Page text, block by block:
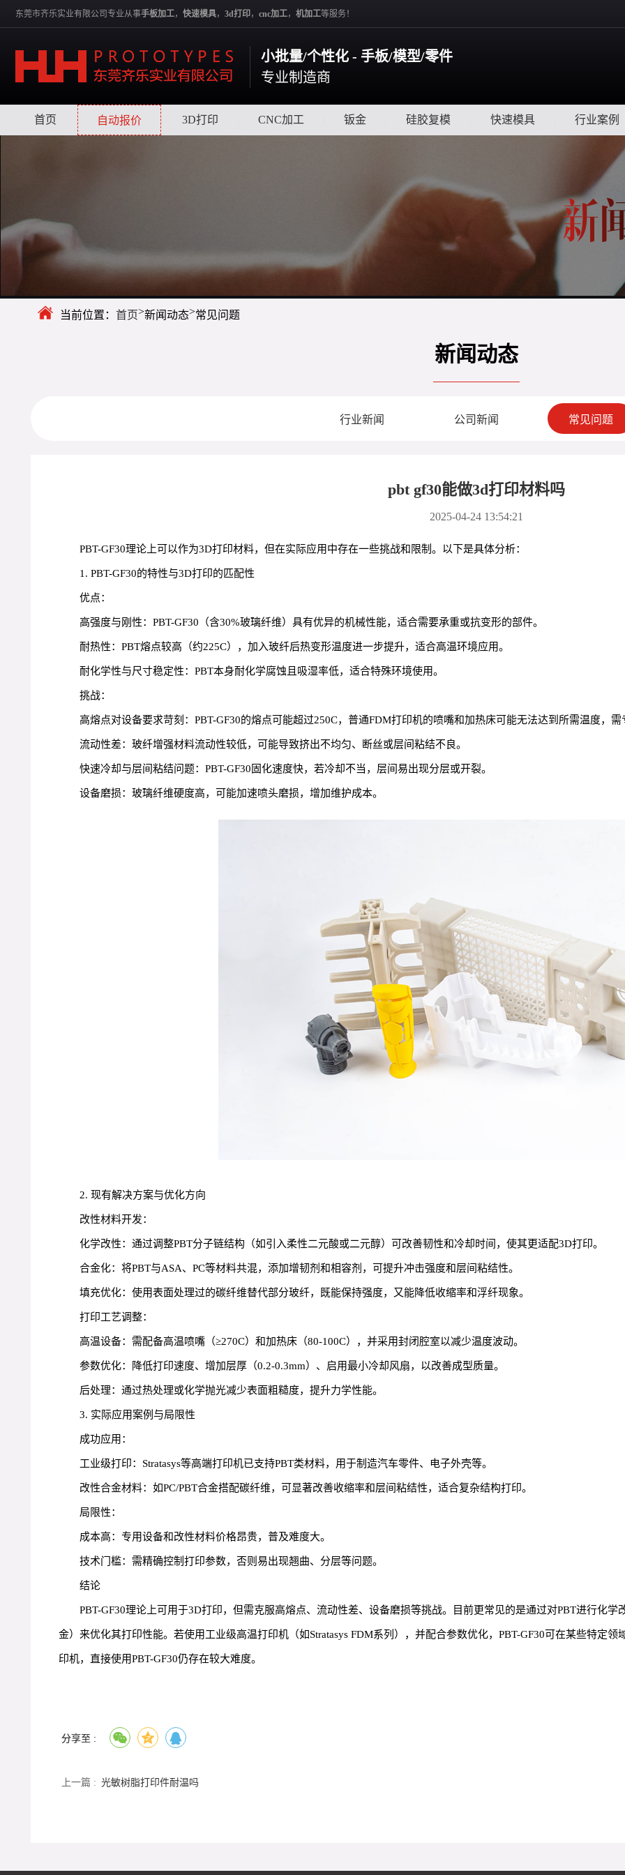
东莞市齐乐实业有限公司专业从事手板加工， 快速模具， 3d打印， cnc加工， 机加工等服务！
小批量/个性化 - 手板/模型/零件
专业制造商
首页 自动报价 3D打印 CNC加工 钣金 硅胶复模 快速模具 行业案例
当前位置： 首页>新闻动态>常见问题
新闻动态
行业新闻 公司新闻 常见问题
pbt gf30能做3d打印材料吗
2025-04-24 13:54:21
PBT-GF30理论上可以作为3D打印材料，但在实际应用中存在一些挑战和限制。以下是具体分析：
1. PBT-GF30的特性与3D打印的匹配性
优点：
高强度与刚性：PBT-GF30（含30%玻璃纤维）具有优异的机械性能，适合需要承重或抗变形的部件。
耐热性：PBT熔点较高（约225C），加入玻纤后热变形温度进一步提升，适合高温环境应用。
耐化学性与尺寸稳定性：PBT本身耐化学腐蚀且吸湿率低，适合特殊环境使用。
挑战：
高熔点对设备要求苛刻：PBT-GF30的熔点可能超过250C，普通FDM打印机的喷嘴和加热床可能无法达到所需温度，
流动性差：玻纤增强材料流动性较低，可能导致挤出不均匀、断丝或层间粘结不良。
快速冷却与层间粘结问题：PBT-GF30固化速度快，若冷却不当，层间易出现分层或开裂。
设备磨损：玻璃纤维硬度高，可能加速喷头磨损，增加维护成本。
2. 现有解决方案与优化方向
改性材料开发：
化学改性：通过调整PBT分子链结构（如引入柔性二元酸或二元醇）可改善韧性和冷却时间，使其更适配3D打印。
合金化：将PBT与ASA、PC等材料共混，添加增韧剂和相容剂，可提升冲击强度和层间粘结性。
填充优化：使用表面处理过的碳纤维替代部分玻纤，既能保持强度，又能降低收缩率和浮纤现象。
打印工艺调整：
高温设备：需配备高温喷嘴（≥270C）和加热床（80-100C），并采用封闭腔室以减少温度波动。
参数优化：降低打印速度、增加层厚（0.2-0.3mm）、启用最小冷却风扇，以改善成型质量。
后处理：通过热处理或化学抛光减少表面粗糙度，提升力学性能。
3. 实际应用案例与局限性
成功应用：
工业级打印：Stratasys等高端打印机已支持PBT类材料，用于制造汽车零件、电子外壳等。
改性合金材料：如PC/PBT合金搭配碳纤维，可显著改善收缩率和层间粘结性，适合复杂结构打印。
局限性：
成本高：专用设备和改性材料价格昂贵，普及难度大。
技术门槛：需精确控制打印参数，否则易出现翘曲、分层等问题。
结论
PBT-GF30理论上可用于3D打印，但需克服高熔点、流动性差、设备磨损等挑战。目前更常见的是通过对PBT进行化
金）来优化其打印性能。若使用工业级高温打印机（如Stratasys FDM系列），并配合参数优化，PBT-GF30可在某些特定
印机，直接使用PBT-GF30仍存在较大难度。
分享至 :
上一篇 : 光敏树脂打印件耐温吗